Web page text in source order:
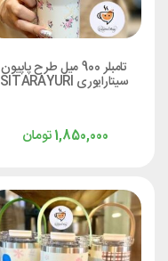
تامبلر 900 میل طرح پاپیون
سیتارایوری SITARAYURI
تومان1,850,000